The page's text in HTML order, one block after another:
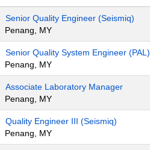
Senior Quality Engineer (Seismiq)
Penang, MY
Senior Quality System Engineer (PAL)
Penang, MY
Associate Laboratory Manager
Penang, MY
Quality Engineer III (Seismiq)
Penang, MY